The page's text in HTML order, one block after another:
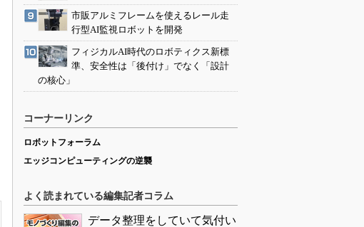
市販アルミフレームを使えるレール走
行型AI監視ロボットを開発
フィジカルAI時代のロボティクス新標
準、安全性は「後付け」でなく「設計
の核心」
コーナーリンク
ロボットフォーラム
エッジコンピューティングの逆襲
よく読まれている編集記者コラム
データ整理をしていて気付い